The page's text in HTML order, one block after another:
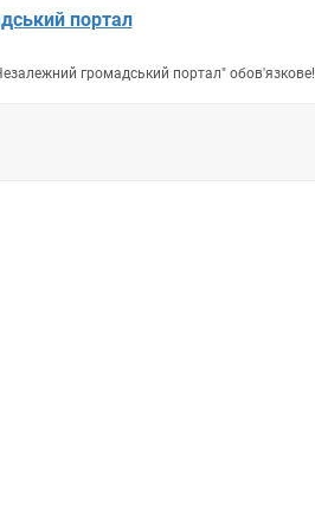
портал
громадський портал" обов'язкове!